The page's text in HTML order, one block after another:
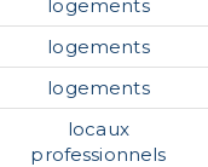
logements
logements
logements
locaux
professionnels